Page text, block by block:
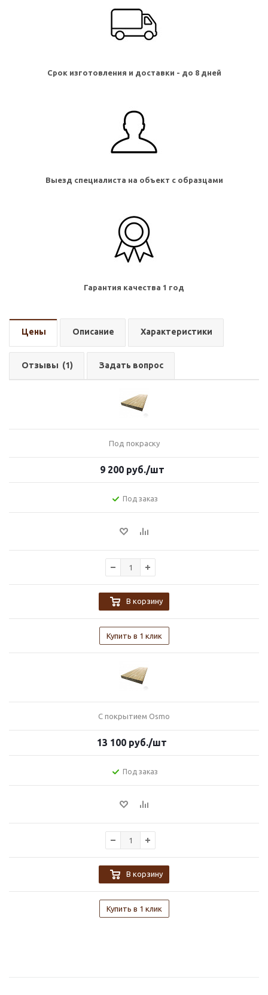
Срок изготовления и доставки - до 8 дней
Выезд специалиста на объект с образцами
Гарантия качества 1 год
Цены Описание Характеристики
Отзывы (1) Задать вопрос
Под покраску
9 200руб./шт
Под заказ
В корзину
Купить в 1 клик
С покрытием Osmo
13 100 руб./шт
Под заказ
В корзину
Купить в 1 клик